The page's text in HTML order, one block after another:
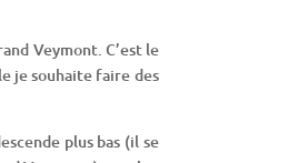
Veymont. C’est le
je souhaite faire des
plus bas (il se